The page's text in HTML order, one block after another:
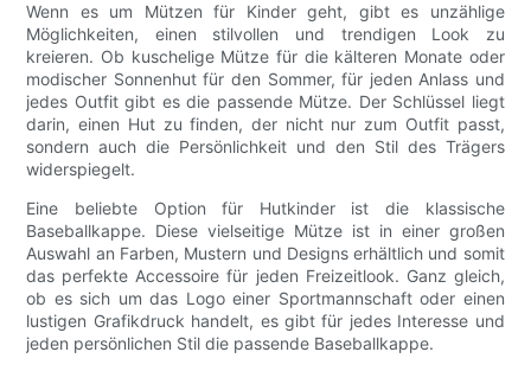
Wenn es um Mützen für Kinder geht, gibt es unzählige
Möglichkeiten, einen stilvollen und trendigen Look zu
kreieren. Ob kuschelige Mütze für die kälteren Monate oder
modischer Sonnenhut für den Sommer, für jeden Anlass und
jedes Outfit gibt es die passende Mütze. Der Schlüssel liegt
darin, einen Hut zu finden, der nicht nur zum Outfit passt,
sondern auch die Persönlichkeit und den Stil des Trägers
widerspiegelt.
Eine beliebte Option für Hutkinder ist die klassische
Baseballkappe. Diese vielseitige Mütze ist in einer großen
Auswahl an Farben, Mustern und Designs erhältlich und somit
das perfekte Accessoire für jeden Freizeitlook. Ganz gleich,
ob es sich um das Logo einer Sportmannschaft oder einen
lustigen Grafikdruck handelt, es gibt für jedes Interesse und
jeden persönlichen Stil die passende Baseballkappe.